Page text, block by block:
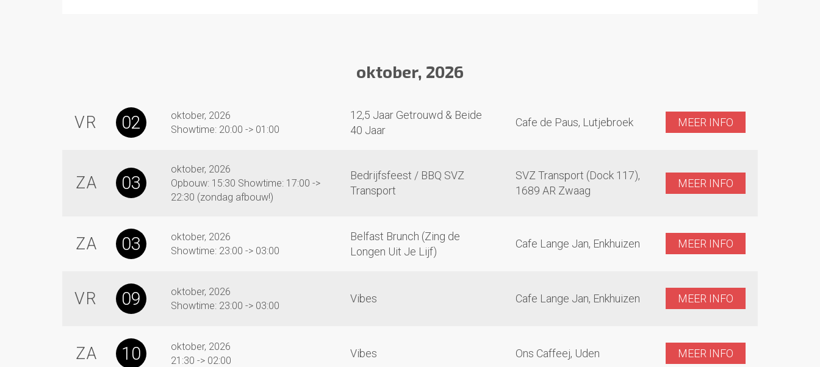
oktober, 2026
VR 02
oktober, 2026
Showtime: 20:00 -> 01:00
12,5 Jaar Getrouwd & Beide
40 Jaar
Cafe de Paus, Lutjebroek MEER INFO
ZA 03
oktober, 2026
Opbouw: 15:30 Showtime: 17:00 ->
22:30 (zondag afbouw!)
Bedrijfsfeest / BBQ SVZ
Transport
SVZ Transport (Dock 117),
1689 AR Zwaag
MEER INFO
ZA 03
oktober, 2026
Showtime: 23:00 -> 03:00
Belfast Brunch (Zing de
Longen Uit Je Lijf)
Cafe Lange Jan, Enkhuizen MEER INFO
VR 09
oktober, 2026
Showtime: 23:00 -> 03:00
Vibes Cafe Lange Jan, Enkhuizen MEER INFO
ZA 10
oktober, 2026
21:30 -> 02:00
Vibes Ons Caffeej, Uden MEER INFO